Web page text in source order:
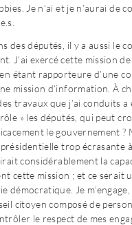
Je n’ai et je n’aurai de
des députés, il y a aussi le
J’ai exercé cette mission
étant rapporteure d’une
mission d’information. À
travaux que j’ai conduits a
» les députés, qui peut
le gouvernement ?
trop écrasante à
considérablement la
cette mission ; et ce serait
démocratique. Je
citoyen composé de
le respect de mes